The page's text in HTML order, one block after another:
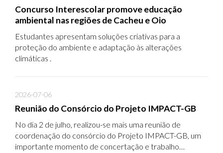
Concurso Interescolar promove educação
ambiental nas regiões de Cacheu e Oio
Estudantes apresentam soluções criativas para a
proteção do ambiente e adaptação às alterações
climáticas .
2026-07-06
Reunião do Consórcio do Projeto IMPACT-GB
No dia 2 de julho, realizou-se mais uma reunião de
coordenação do consórcio do Projeto IMPACT-GB, um
importante momento de concertação e trabalho